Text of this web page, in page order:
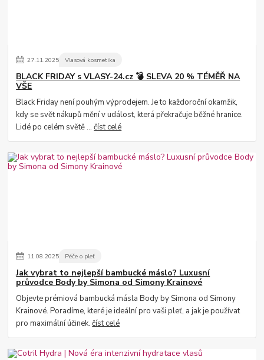
27.11.2025 Vlasová kosmetika
BLACK FRIDAY s VLASY-24.cz 💣 SLEVA 20 % TÉMĚŘ NA
VŠE
Black Friday není pouhým výprodejem. Je to každoroční okamžik,
kdy se svět nákupů mění v událost, která překračuje běžné hranice.
Lidé po celém světě ...číst celé
11.08.2025 Péče o pleť
Jak vybrat to nejlepší bambucké máslo? Luxusní
průvodce Body by Simona od Simony Krainové
Objevte prémiová bambucká másla Body by Simona od Simony
Krainové. Poradíme, které je ideální pro vaši pleť, a jak je používat
pro maximální účinek.číst celé